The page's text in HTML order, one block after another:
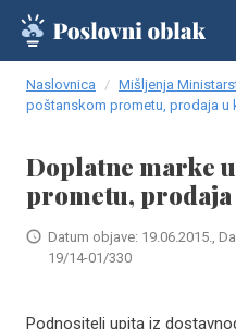
Naslovnica Mišljenja
poštanskom prometu, prodaja u
Doplatne marke
prometu,
Datum objave: 19.06.2015.,
19/14-01/330
Podnositelj upita iz